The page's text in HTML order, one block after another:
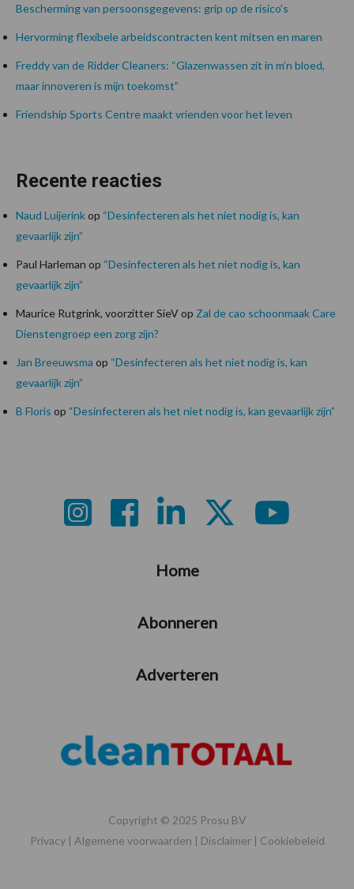
Bescherming van persoonsgegevens: grip op de risico’s
Hervorming flexibele arbeidscontracten kent mitsen en maren
Freddy van de Ridder Cleaners: “Glazenwassen zit in m’n bloed,
maar innoveren is mijn toekomst”
Friendship Sports Centre maakt vrienden voor het leven
Recente reacties
Naud Luijerinkop “Desinfecteren als het niet nodig is, kan
gevaarlijk zijn”
Paul Harleman op “Desinfecteren als het niet nodig is, kan
gevaarlijk zijn”
Maurice Rutgrink, voorzitter SieVop Zal de cao schoonmaak Care
Dienstengroep een zorg zijn?
Jan Breeuwsma op “Desinfecteren als het niet nodig is, kan
gevaarlijk zijn”
B Floris op “Desinfecteren als het niet nodig is, kan gevaarlijk zijn”
Home
Abonneren
Adverteren
Copyright © 2025 Prosu BV
Privacy| Algemene voorwaarden | Disclaimer| Cookiebeleid